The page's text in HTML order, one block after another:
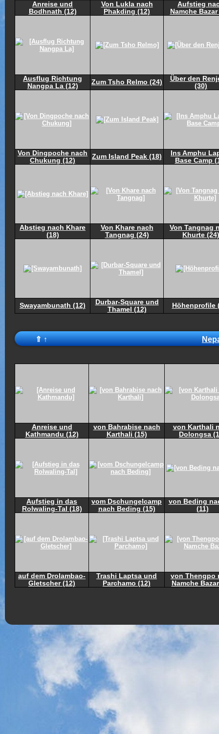
Anreise und
Bodhnath (12)
Von Lukla nach
Phakding (12)
Aufstieg
Namche Bazar
Ausflug Richtung
Nangpa La (12)
Zum Tsho Relmo (24)
Über den
(30)
Von Dingpoche nach
Chukung (12)
Zum Island Peak (18)
Ins Amphu
Base Camp
Abstieg nach Khare
(18)
Von Khare nach
Tangnag (24)
Von Tangnag
Khurte (24)
Swayambunath (12)
Durbar-Square und
Thamel (12)
Höhenprofile
⇑ ↑
Anreise und
Kathmandu (12)
von Bahrabise nach
Karthali (15)
von Karthali
Dolongsa
Aufstieg in das
Rolwaling-Tal (18)
vom Dschungelcamp
nach Beding (15)
von Beding
(11)
auf dem Drolambao-
Gletscher (12)
Trashi Laptsa und
Parchamo (12)
von Thengpo
Namche